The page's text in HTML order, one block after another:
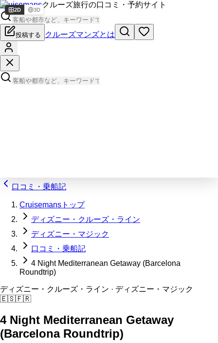
Cruisemansクルーズ旅行の口コミ・予約サイト
投稿する クルーズマンズとは
口コミ・乗船記
Cruisemansトップ
ディズニー・クルーズ・ライン
ディズニー・マジック
口コミ・乗船記
4 Night Mediterranean Getaway (Barcelona
Roundtrip)
ディズニー・クルーズ・ライン · ディズニー・マジック
🇪🇸🇫🇷
4 Night Mediterranean Getaway
(Barcelona Roundtrip)
2D 3D